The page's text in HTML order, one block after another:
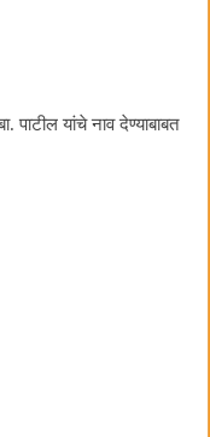
पाटील यांचे नाव देण्याबाबत